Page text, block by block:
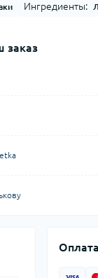
Ингредиенты:
заказ
Оплата